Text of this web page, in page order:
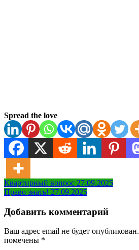
Spread the love
Навигация
по
записям
Квартирный вопрос 27.09.2025
Право знать! 27.09.2025
Добавить комментарий
Ваш адрес email не будет опубликован.
помечены *